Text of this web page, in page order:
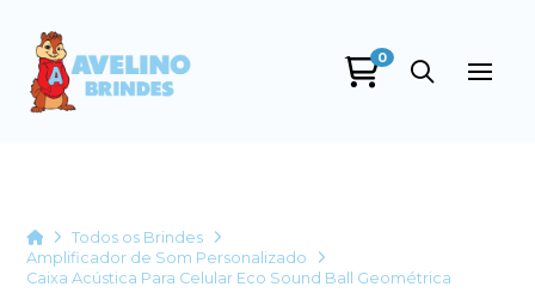
0
HomeTodos os Brindes
Amplificador de Som Personalizado
Caixa Acústica Para Celular Eco Sound Ball Geométrica